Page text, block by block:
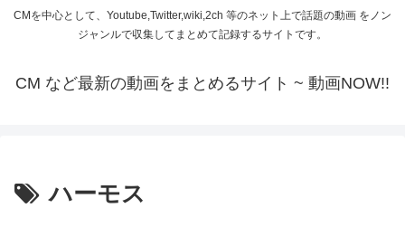
CMを中心として、Youtube,Twitter,wiki,2ch 等のネット上で話題の動画 をノン
ジャンルで収集してまとめて記録するサイトです。
CM など最新の動画をまとめるサイト ~ 動画NOW!!
ハーモス